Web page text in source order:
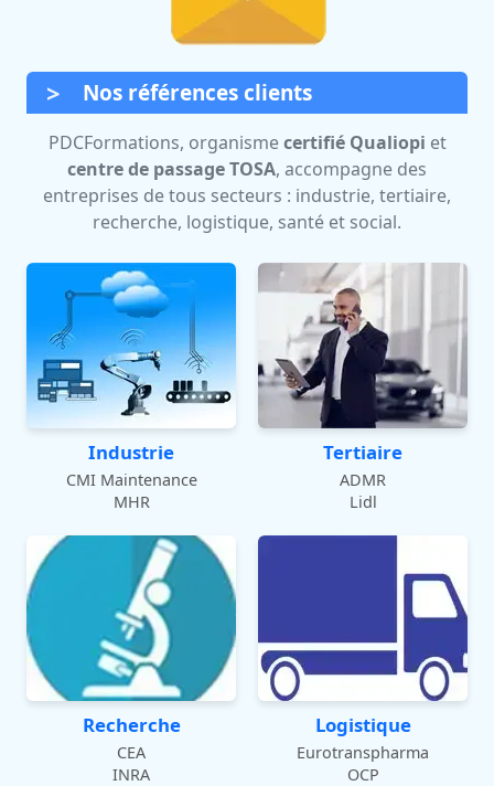
Nos références clients
PDCFormations, organismecertifié Qualiopi et
centre de passage TOSA, accompagne des
entreprises de tous secteurs : industrie, tertiaire,
recherche, logistique, santé et social.
Industrie
CMI Maintenance
MHR
Tertiaire
ADMR
Lidl
Recherche
CEA
INRA
Logistique
Eurotranspharma
OCP